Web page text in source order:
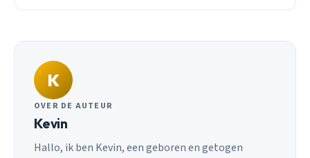
K
OVER DE AUTEUR
Kevin
Hallo, ik ben Kevin, een geboren en getogen